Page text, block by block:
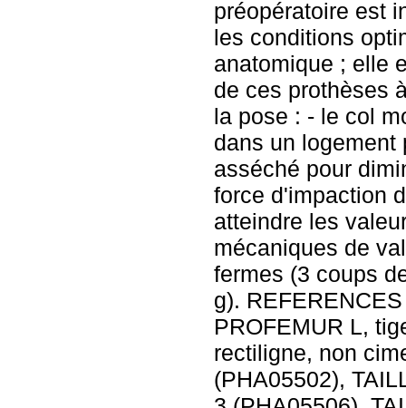
préopératoire est
les conditions
anatomique ; elle
de ces prothèses
la pose : - le col
dans un logement
asséché pour
force d'impaction
atteindre les
mécaniques de
fermes (3 coups
g).
PROFEMUR L,
rectiligne, non
(PHA05502),